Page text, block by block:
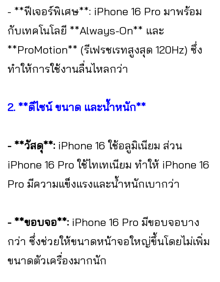
- **ฟีเจอร์พิเศษ**: iPhone 16 Pro มาพร้อม
กับเทคโนโลยี **Always-On** และ
**ProMotion** (รีเฟรชเรทสูงสุด 120Hz) ซึ่ง
ทำให้การใช้งานลื่นไหลกว่า
2. **ดีไซน์ ขนาด และน้ำหนัก**
- **วัสดุ**: iPhone 16 ใช้อลูมิเนียม ส่วน
iPhone 16 Pro ใช้ไทเทเนียม ทำให้ iPhone 16
Pro มีความแข็งแรงและน้ำหนักเบากว่า
- **ขอบจอ**: iPhone 16 Pro มีขอบจอบาง
กว่า ซึ่งช่วยให้ขนาดหน้าจอใหญ่ขึ้นโดยไม่เพิ่ม
ขนาดตัวเครื่องมากนัก